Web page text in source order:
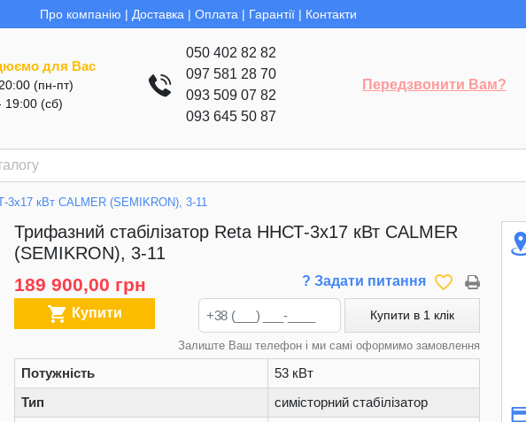
Про компанію | Доставка | Оплата | Гарантії | Контакти
для Вас
(пн-пт)
19:00 (сб)
050 402 82 82
097 581 28 70
093 509 07 82
093 645 50 87
Передзвонити Вам?
3х17 кВт CALMER (SEMIKRON), 3-11
Трифазний стабілізатор Reta ННСТ-3х17 кВт CALMER
(SEMIKRON), 3-11
189 900,00 грн ? Задати питання favorite_border
 Купити Купити в 1 клік
Залиште Ваш телефон і ми самі оформимо замовлення
Потужність
53 кВт
Тип
симісторний стабілізатор